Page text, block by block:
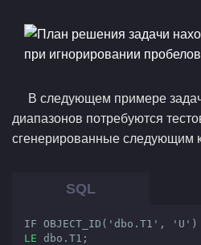
В следующем примере
диапазонов потребуются
сгенерированные следующим
IF OBJECT_ID('dbo.T1', 'U')
LE dbo.T1;